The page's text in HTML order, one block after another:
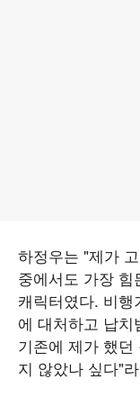
하정우는 "제가
중에서도 가장
캐릭터였다. 비
에 대처하고 납
기존에 제가 했던
지 않았나 싶다"